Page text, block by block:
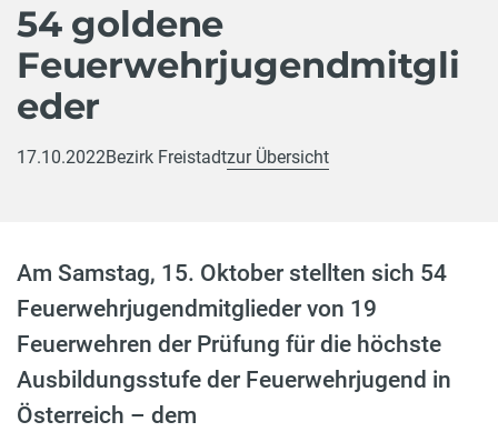
54 goldene
Feuerwehrjugendmitgli
eder
17.10.2022Bezirk Freistadtzur Übersicht
Am Samstag, 15. Oktober stellten sich 54
Feuerwehrjugendmitglieder von 19
Feuerwehren der Prüfung für die höchste
Ausbildungsstufe der Feuerwehrjugend in
Österreich – dem